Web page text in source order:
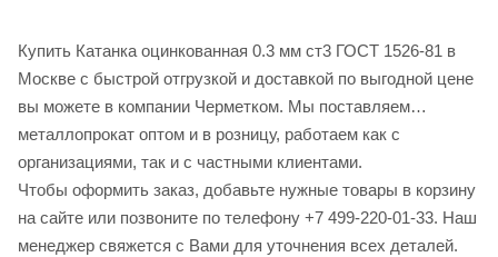
Купить Катанка оцинкованная 0.3 мм ст3 ГОСТ 1526-81 в
Москве с быстрой отгрузкой и доставкой по выгодной цене
вы можете в компании Черметком. Мы поставляем
металлопрокат оптом и в розницу, работаем как с
организациями, так и с частными клиентами.
Чтобы оформить заказ, добавьте нужные товары в корзину
на сайте или позвоните по телефону +7 499-220-01-33. Наш
менеджер свяжется с Вами для уточнения всех деталей.